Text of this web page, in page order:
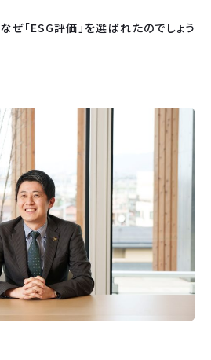
ぜ「ESG評価」を選ばれたのでしょう